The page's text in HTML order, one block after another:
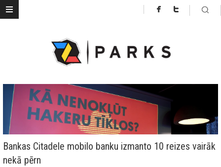
Bankas Citadele mobilo banku izmanto 10 reizes vairāk
nekā pērn